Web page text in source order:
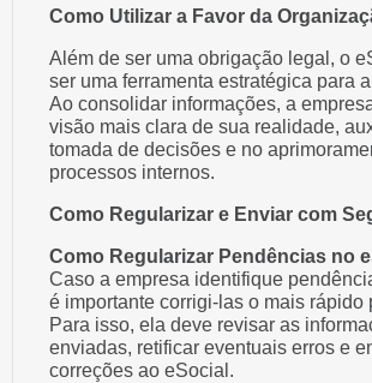
Como Utilizar a Favor da
Além de ser uma obrigação legal, o
ser uma ferramenta estratégica para
Ao consolidar informações, a
visão mais clara de sua realidade,
tomada de decisões e no
processos internos.
Como Regularizar e Enviar com
Como Regularizar Pendências no
Caso a empresa identifique
é importante corrigi-las o mais rápido
Para isso, ela deve revisar as
enviadas, retificar eventuais erros e
correções ao eSocial.